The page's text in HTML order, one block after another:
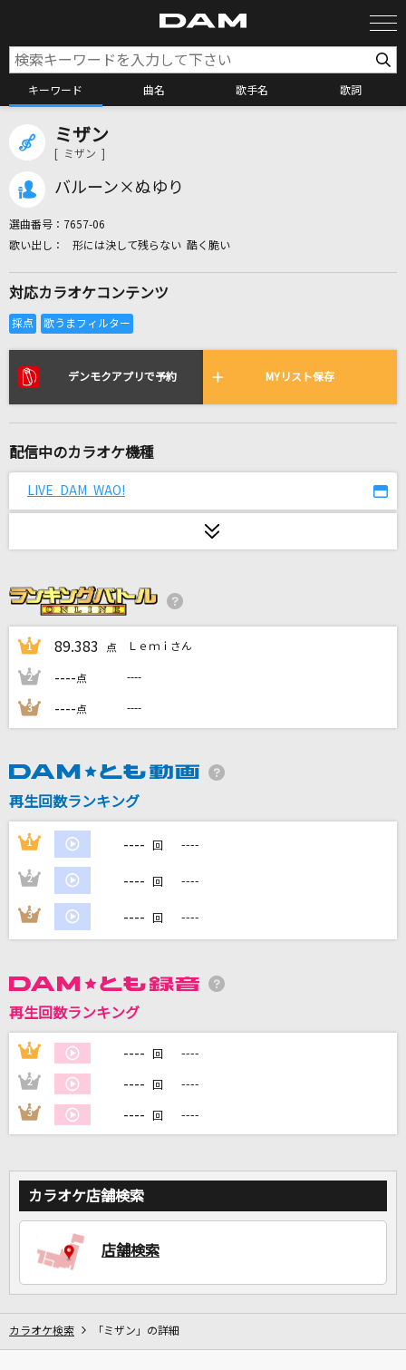
キーワード 曲名 歌手名 歌詞
リアルタイムで歌われている曲の一覧
大我慢大会
[生音]ひまわりの約束
劇薬中毒
＝LOVE
[生音]サウダージ
ポルノグラフィティ
LiSA
lulu.
Mrs. GREEN APPLE
[生音]メリッサ
ポルノグラフィティ
夏代孝明
奏(かなで)
スキマスイッチ
カラオケをもっと楽しもう！
ミザン
[ ミザン ]
バルーン×ぬゆり
選曲番号： 7657-06
形には決して残らない 酷く脆い
対応カラオケコンテンツ
デンモクアプリで予約 MYリスト保存
配信中のカラオケ機種
LIVE DAM WAO!
1 89.383 点 Ｌｅｍｉさん
2 ----点 ----
3 ----点 ----
再生回数ランキング
1 ---- 回 ----
2 ---- 回 ----
3 ---- 回 ----
再生回数ランキング
1 ---- 回 ----
2 ---- 回 ----
3 ---- 回 ----
カラオケ店舗検索
店舗検索
カラオケ検索 「ミザン」の詳細